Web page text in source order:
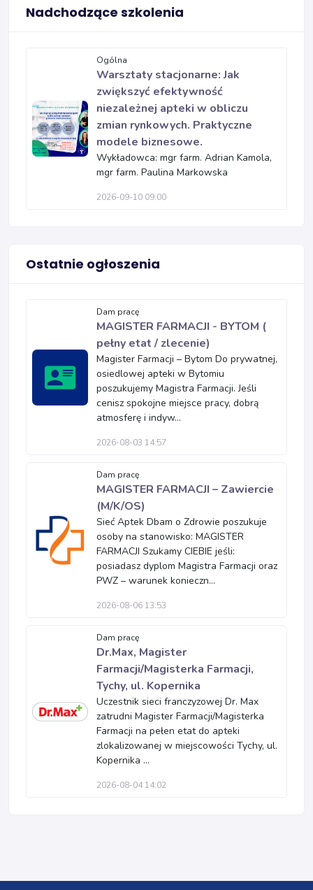
Nadchodzące szkolenia
Ogólna
Warsztaty stacjonarne: Jak
zwiększyć efektywność
niezależnej apteki w obliczu
zmian rynkowych. Praktyczne
modele biznesowe.
Wykładowca: mgr farm. Adrian Kamola,
mgr farm. Paulina Markowska
2026-09-10 09:00
Ostatnie ogłoszenia
Dam pracę
MAGISTER FARMACJI - BYTOM (
pełny etat / zlecenie)
Magister Farmacji – Bytom Do prywatnej,
osiedlowej apteki w Bytomiu
poszukujemy Magistra Farmacji. Jeśli
cenisz spokojne miejsce pracy, dobrą
atmosferę i indyw...
2026-08-03 14:57
Dam pracę
MAGISTER FARMACJI – Zawiercie
(M/K/OS)
Sieć Aptek Dbam o Zdrowie poszukuje
osoby na stanowisko: MAGISTER
FARMACJI Szukamy CIEBIE jeśli:
posiadasz dyplom Magistra Farmacji oraz
PWZ – warunek konieczn...
2026-08-06 13:53
Dam pracę
Dr.Max, Magister
Farmacji/Magisterka Farmacji,
Tychy, ul. Kopernika
Uczestnik sieci franczyzowej Dr. Max
zatrudni Magister Farmacji/Magisterka
Farmacji na pełen etat do apteki
zlokalizowanej w miejscowości Tychy, ul.
Kopernika ...
2026-08-04 14:02